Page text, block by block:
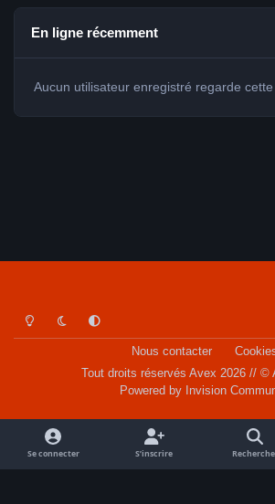
En ligne récemment
Aucun utilisateur enregistré regarde cette
Light ModeDark ModeSystem Preference
Nous contacter
Tout droits réservés Avex 2026 // ©
Powered by Invision
Se connecter S’inscrire